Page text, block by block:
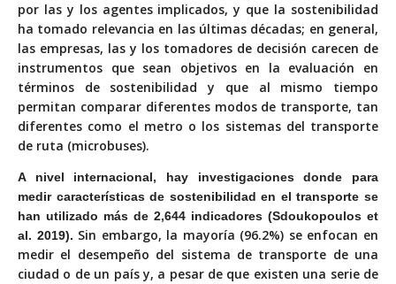
por las y los agentes implicados, y que la sostenibilidad
ha tomado relevancia en las últimas décadas; en general,
las empresas, las y los tomadores de decisión carecen de
instrumentos que sean objetivos en la evaluación en
términos de sostenibilidad y que al mismo tiempo
permitan comparar diferentes modos de transporte, tan
diferentes como el metro o los sistemas del transporte
de ruta (microbuses).
A nivel internacional, hay investigaciones donde para
medir características de sostenibilidad en el transporte se
han utilizado más de 2,644 indicadores (Sdoukopoulos et
al. 2019). Sin embargo, la mayoría (96.2%) se enfocan en
medir el desempeño del sistema de transporte de una
ciudad o de un país y, a pesar de que existen una serie de